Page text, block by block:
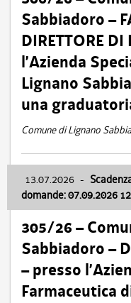
Sabbiadoro –
DIRETTORE
l’Azienda
Lignano
una
Comune di Lignano
13.07.2026 -
domande: 07.09.2026
305/26 –
Sabbiadoro –
– presso
Farmaceutica